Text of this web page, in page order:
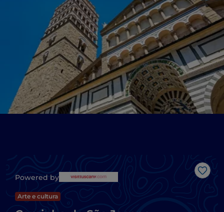
Powered by
Arte e cultura